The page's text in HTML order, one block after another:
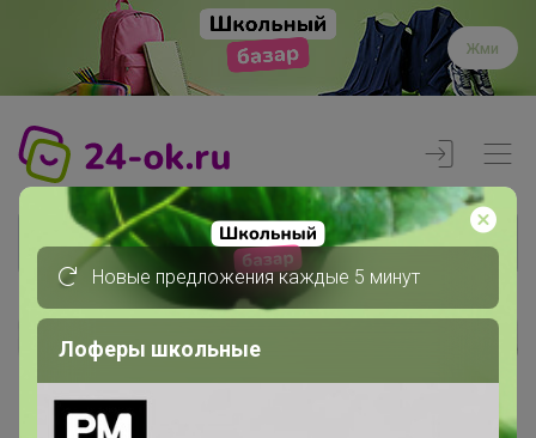
Жми
Главная
Новые предложения каждые 5 минут
Лоферы школьные